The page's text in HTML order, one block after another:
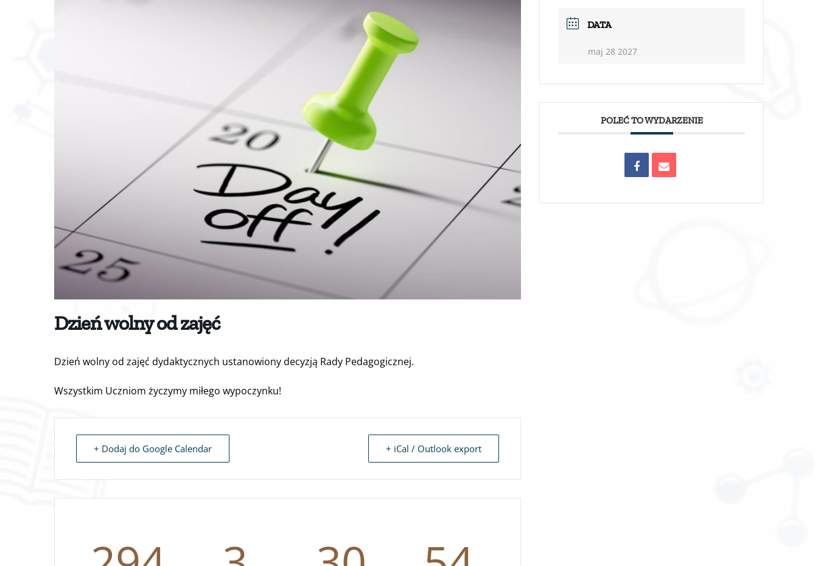
Dzień wolny od zajęć
Dzień wolny od zajęć dydaktycznych ustanowiony decyzją Rady Pedagogicznej.
Wszystkim Uczniom życzymy miłego wypoczynku!
+ Dodaj do Google Calendar + iCal / Outlook export
DATA
maj 28 2027
POLEĆ TO WYDARZENIE